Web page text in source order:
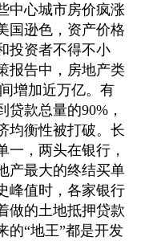
中心城市房价疯涨
国逊色，资产价格
投资者不得不小
报告中，房地产类
增加近万亿。有
款总量的90%，
均衡性被打破。长
一，两头在银行，
产最大的终结买单
峰值时，各家银行
做的土地抵押贷款
的“地王”都是开发